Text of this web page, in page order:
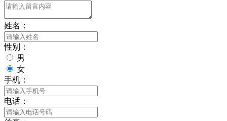
姓名：
性别：
男
女
手机：
电话：